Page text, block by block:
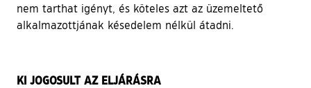
nem tarthat igényt, és köteles azt az üzemeltető
alkalmazottjának késedelem nélkül átadni.
KI JOGOSULT AZ ELJÁRÁSRA